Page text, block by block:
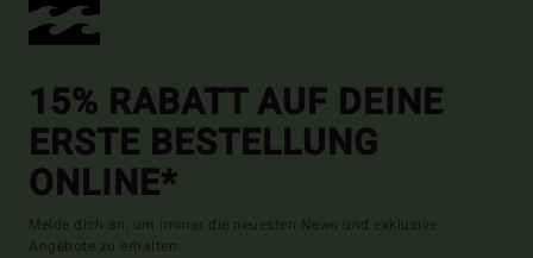
15% RABATT AUF DEINE
ERSTE BESTELLUNG
ONLINE*
Melde dich an, um immer die neuesten News und exklusive
Angebote zu erhalten.